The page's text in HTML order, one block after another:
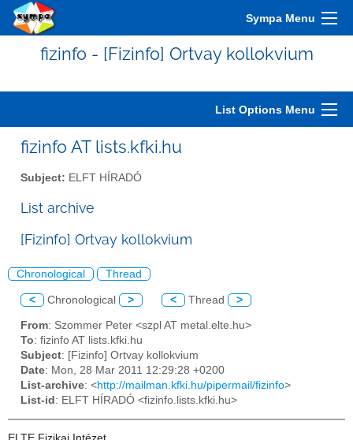
Sympa Menu
fizinfo - [Fizinfo] Ortvay kollokvium
List Options Menu
fizinfo AT lists.kfki.hu
Subject: ELFT HÍRADÓ
List archive
[Fizinfo] Ortvay kollokvium
Chronological Thread
< Chronological > < Thread >
From: Szommer Peter <szpl AT metal.elte.hu>
To: fizinfo AT lists.kfki.hu
Subject: [Fizinfo] Ortvay kollokvium
Date: Mon, 28 Mar 2011 12:29:28 +0200
List-archive: <http://mailman.kfki.hu/pipermail/fizinfo>
List-id : ELFT HÍRADÓ <fizinfo.lists.kfki.hu>